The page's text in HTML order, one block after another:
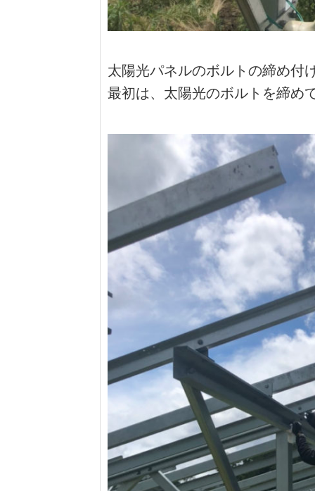
太陽光パネルのボルトの締め付
最初は、太陽光のボルトを締め